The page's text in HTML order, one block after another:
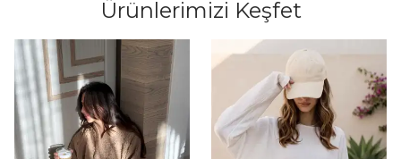
Ürünlerimizi Keşfet